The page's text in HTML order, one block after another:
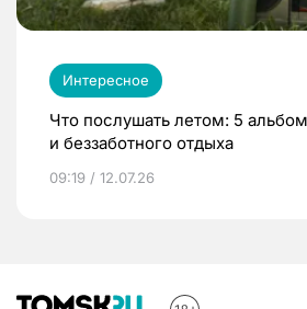
Интересное
Что послушать летом: 5
и беззаботного отдыха
09:19 / 12.07.26